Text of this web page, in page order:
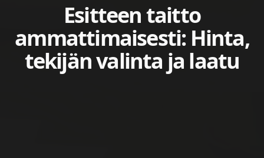
Esitteen taitto
ammattimaisesti: Hinta,
tekijän valinta ja laatu